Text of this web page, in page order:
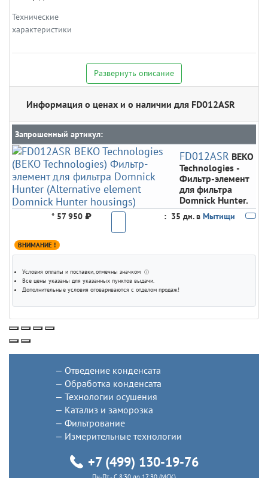
Технические
характеристики
Развернуть описание
Информация о ценах и о наличии для FD012ASR
Запрошенный артикул:
FD012ASR BEKO
Technologies-
Фильтр-элемент
для фильтра
Domnick Hunter.
* 57 950 ₽ : 35 дн. в Мытищи
ВНИМАНИЕ !
Условия оплаты и поставки, отмечны значком ⓘ
Все цены указаны для указанных пунктов выдачи.
Дополнительные условия оговариваются с отделом продаж!
Отведение конденсата
Обработка конденсата
Технологии осушения
Катализ и заморозка
Фильтрование
Измерительные технологии
+7 (499) 130-19-76